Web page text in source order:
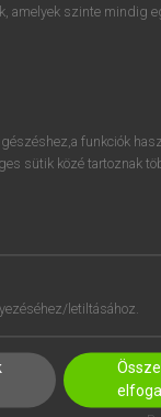
REGISZTRÁCIÓ
amelyek szinte mindig
funkciók
sütik közé tartoznak
letiltásához.